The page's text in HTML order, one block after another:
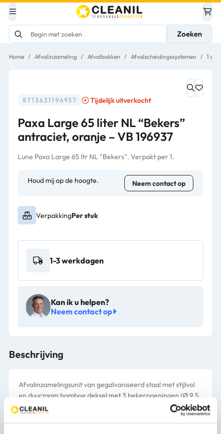
Zoeken
Home / Afvalinzameling / Afvalbakken / Afvalscheidingssystemen / 1
8713631196937 Tijdelijk uitverkocht
Paxa Large 65 liter NL “Bekers”
antraciet, oranje – VB 196937
Lune Paxa Large 65 ltr NL "Bekers". Verpakt per 1.
Houd mij op de hoogte. Neem contact op
VerpakkingPer stuk
1-3 werkdagen
Kan ik u helpen?
Neem contact op
Beschrijving
Afvalinzamelingsunit van gegalvaniseerd staal met stijlvol
en duurzaam bamboe deksel met 3 bekeropeningen (Ø 9,5
cm) en label. De unit is voorzien van 3 buizen waardoor de
bekers gestapeld ingezameld worden en er tot 3x meer